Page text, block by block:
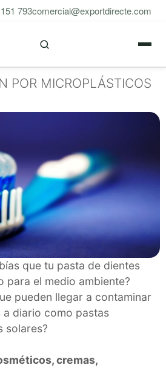
793comercial@exportdirecte.com
POR MICROPLÁSTICOS
que tu pasta de dientes
para el medio ambiente?
pueden llegar a contaminar
diario como pastas
solares?
cremas,